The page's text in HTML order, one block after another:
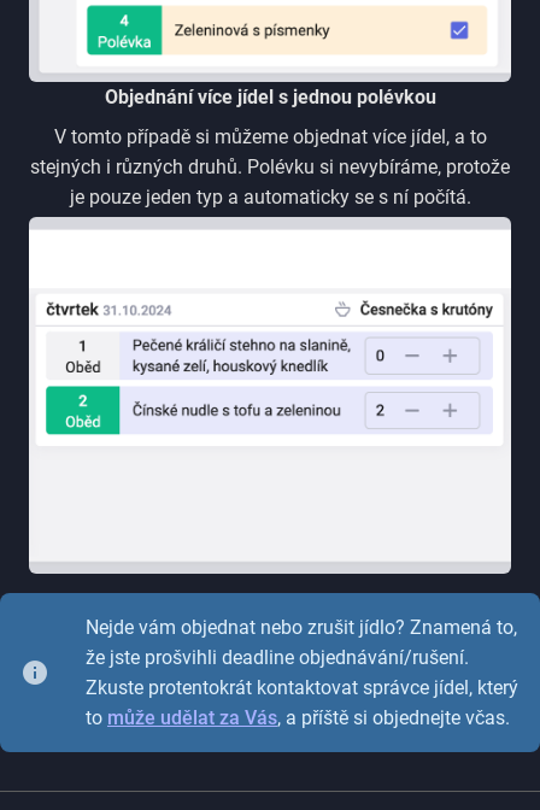
Objednání více jídel s jednou polévkou
V tomto případě si můžeme objednat více jídel, a to
stejných i různých druhů. Polévku si nevybíráme, protože
je pouze jeden typ a automaticky se s ní počítá.
Nejde vám objednat nebo zrušit jídlo? Znamená to,
že jste prošvihli deadline objednávání/rušení.
Zkuste protentokrát kontaktovat správce jídel, který
to může udělat za Vás, a příště si objednejte včas.